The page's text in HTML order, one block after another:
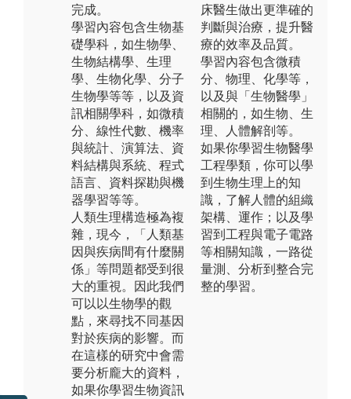
完成。
學習內容包含生物基
礎學科，如生物學、
生物結構學、生理
學、生物化學、分子
生物學等等，以及資
訊相關學科，如微積
分、線性代數、機率
與統計、演算法、資
料結構與系統、程式
語言、資料探勘與機
器學習等等。
人類生理構造極為複
雜，現今，「人類基
因與疾病間有什麼關
係」等問題都受到很
大的重視。因此我們
可以以生物學的觀
點，來尋找不同基因
對於疾病的影響。而
在這樣的研究中會需
要分析龐大的資料，
如果你學習生物資訊
床醫生做出更準確的
判斷與治療，提升醫
療的效率及品質。
學習內容包含微積
分、物理、化學等，
以及與「生物醫學」
相關的，如生物、生
理、人體解剖等。
如果你學習生物醫學
工程學類，你可以學
到生物生理上的知
識，了解人體的組織
架構、運作；以及學
習到工程與電子電路
等相關知識，一路從
量測、分析到整合完
整的學習。